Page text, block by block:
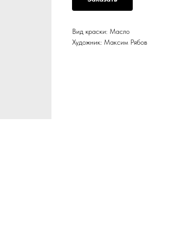
Вид краски: Масло
Художник: Максим Рябов